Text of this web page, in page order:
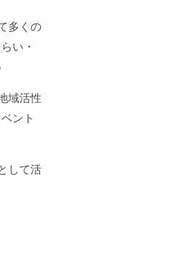
多くの
い・
域活性
ント
して活